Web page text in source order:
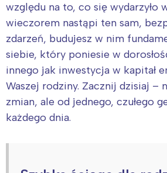
względu na to, co się wydarzyło
wieczorem nastąpi ten sam,
zdarzeń, budujesz w nim
siebie, który poniesie w
innego jak inwestycja w kapitał
Waszej rodziny. Zacznij dzisiaj –
zmian, ale od jednego, czułego
każdego dnia.